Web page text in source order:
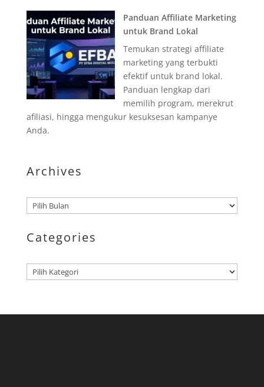
Panduan Affiliate Marketing
untuk Brand Lokal
Temukan strategi affiliate
marketing yang terbukti
efektif untuk brand lokal.
Panduan lengkap dari
memilih program, merekrut
afiliasi, hingga mengukur kesuksesan kampanye
Anda.
Archives
Arsip
Categories
Kategori